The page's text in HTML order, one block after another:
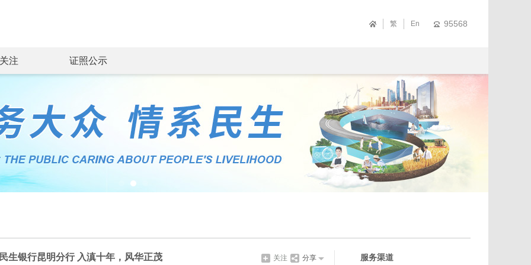
繁 En 95568
注 证照公示
生银行昆明分行 入滇十年，风华正茂 分享
关注 服务渠道